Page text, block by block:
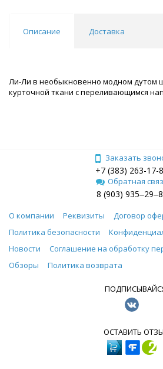
Описание Доставка
Ли-Ли в необыкновенно модном дутом
курточной ткани с переливающимся
Заказать
+7 (383) 263-17-
Обратная
8 (903)
О компании Реквизиты
Договор
Политика безопасности
Новости
Соглашение на обработку
Обзоры
Политика возврата
ОСТАВИТЬ